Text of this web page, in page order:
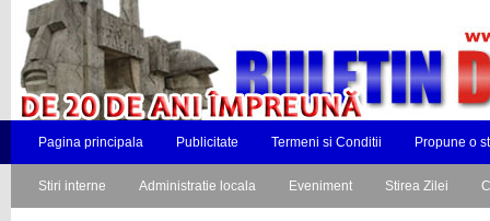
Pagina principala Publicitate Termeni si Conditii Propune o
Stiri interne Administratie locala Eveniment Stirea Zilei